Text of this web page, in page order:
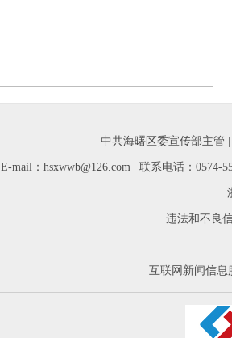
中共海曙区委宣传部主管
E-mail：hsxwwb@126.com | 联系电话：
违法和不良
互联网新闻信息